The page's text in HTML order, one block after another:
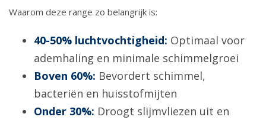
Waarom deze range zo belangrijk is:
40-50% luchtvochtigheid: Optimaal voor
ademhaling en minimale schimmelgroei
Boven 60%: Bevordert schimmel,
bacteriën en huisstofmijten
Onder 30%: Droogt slijmvliezen uit en